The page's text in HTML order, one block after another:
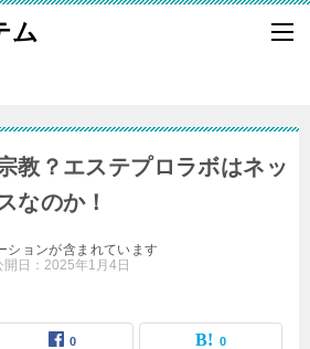
ム
教？エステプロラボはネッ
なのか！
ションが含まれています
開日： 2025年1月4日
0 0